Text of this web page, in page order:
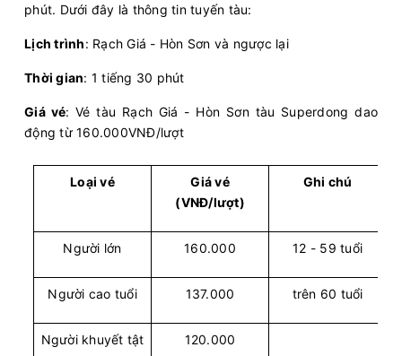
phút. Dưới đây là thông tin tuyến tàu:
Lịch trình: Rạch Giá - Hòn Sơn và ngược lại
Thời gian: 1 tiếng 30 phút
Giá vé: Vé tàu Rạch Giá - Hòn Sơn tàu Superdong dao
động từ 160.000VNĐ/lượt
Loại vé
Giá vé
(VNĐ/lượt)
Ghi chú
Người lớn 160.000 12 - 59 tuổi
Người cao tuổi 137.000 trên 60 tuổi
Người khuyết tật 120.000